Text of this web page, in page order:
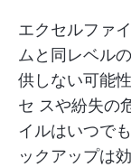
エクセルファ
ムと同レベル
供しない可能
セ スや紛失の
イルはいつで
ックアップは